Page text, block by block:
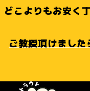
どこよりもお安く
ご教授頂けました